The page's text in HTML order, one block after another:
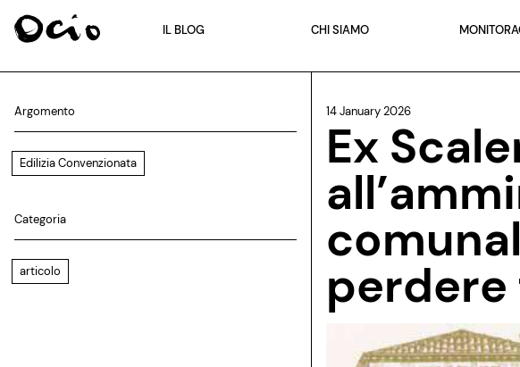
IL BLOG CHI SIAMO
Argomento
Edilizia Convenzionata
Categoria
articolo
14 January 2026
Ex
perdere